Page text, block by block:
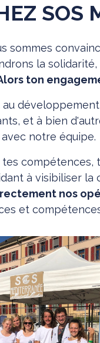
SOS
sommes
la solidarité,
ton
et à bien
avec notre équipe.
compétences,
à visibiliser la
nos
et